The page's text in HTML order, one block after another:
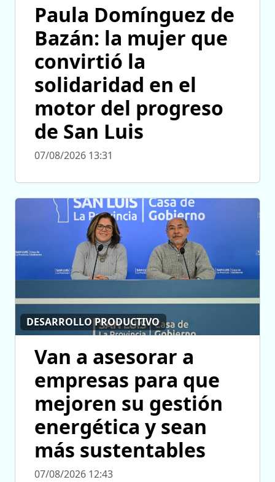
Paula Domínguez de
Bazán: la mujer que
convirtió la
solidaridad en el
motor del progreso
de San Luis
07/08/2026 13:31
DESARROLLO PRODUCTIVO
Van a asesorar a
empresas para que
mejoren su gestión
energética y sean
más sustentables
07/08/2026 12:43